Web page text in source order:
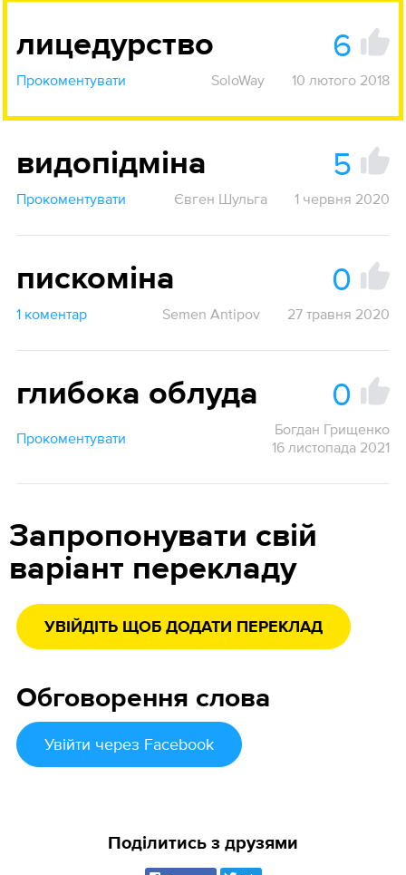
лицедурство 6
Прокоментувати SoloWay 10 лютого 2018
видопідміна 5
Прокоментувати Євген Шульга 1 червня 2020
пискоміна 0
1 коментар Semen Antipov 27 травня 2020
глибока облуда 0
Прокоментувати
Богдан Грищенко
16 листопада 2021
Запропонувати свій
варіант перекладу
УВІЙДІТЬ ЩОБ ДОДАТИ ПЕРЕКЛАД
Обговорення слова
Увійти через Facebook
Поділитись з друзями